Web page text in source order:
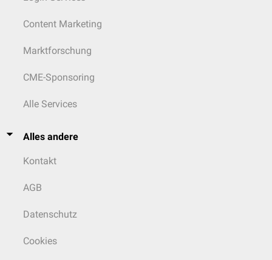
Content Marketing
Marktforschung
CME-Sponsoring
Alle Services
Alles andere
Kontakt
AGB
Datenschutz
Cookies